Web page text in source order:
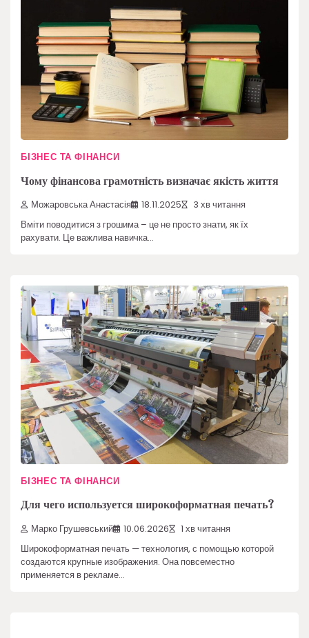
БІЗНЕС ТА ФІНАНСИ
Чому фінансова грамотність визначає якість життя
Можаровська Анастасія 18.11.2025 3 хв читання
Вміти поводитися з грошима – це не просто знати, як їх
рахувати. Це важлива навичка…
БІЗНЕС ТА ФІНАНСИ
Для чего используется широкоформатная печать?
Марко Грушевський 10.06.2026 1 хв читання
Широкоформатная печать — технология, с помощью которой
создаются крупные изображения. Она повсеместно
применяется в рекламе…